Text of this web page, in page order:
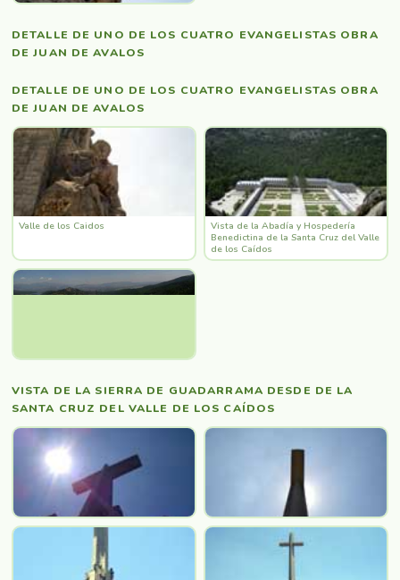
DETALLE DE UNO DE LOS CUATRO EVANGELISTAS OBRA
DE JUAN DE AVALOS
DETALLE DE UNO DE LOS CUATRO EVANGELISTAS OBRA
DE JUAN DE AVALOS
Valle de los Caidos
Vista de la Abadía y Hospedería
Benedictina de la Santa Cruz del Valle
de los Caídos
VISTA DE LA SIERRA DE GUADARRAMA DESDE DE LA
SANTA CRUZ DEL VALLE DE LOS CAÍDOS